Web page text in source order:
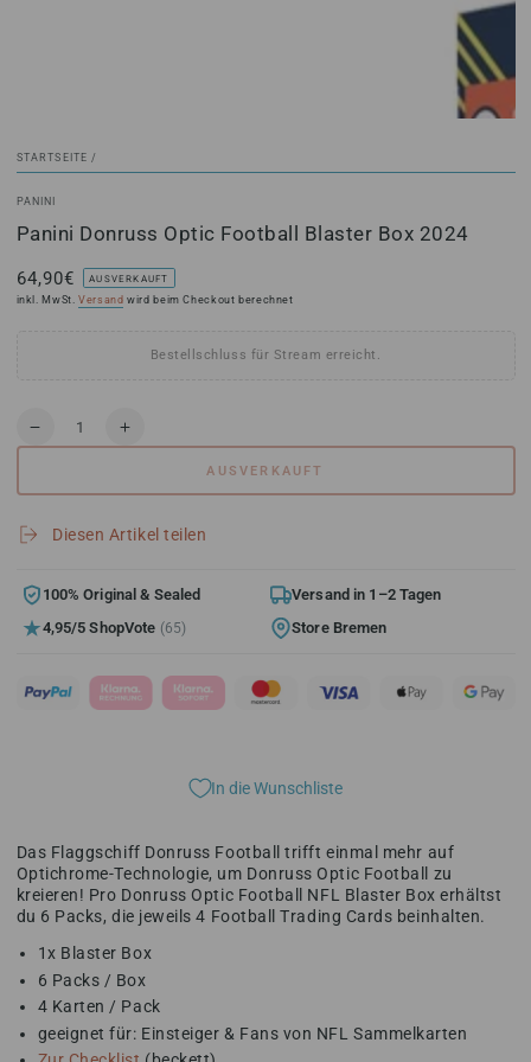
STARTSEITE /
PANINI
Panini Donruss Optic Football Blaster Box 2024
Regulärer
Preis
64,90€
AUSVERKAUFT
inkl. MwSt.Versand wird beim Checkout berechnet
Bestellschluss für Stream erreicht.
Verringere
Panini
Football
Box
Erhöhe
Panini
Football
Blaster
Box
AUSVERKAUFT
Diesen Artikel teilen
100% Original & Sealed
Versand in 1–2 Tagen
4,95/5 ShopVote (65) Store Bremen
In die Wunschliste
Das Flaggschiff Donruss Football trifft einmal mehr auf
Optichrome-Technologie, um Donruss Optic Football zu
kreieren! Pro Donruss Optic Football NFL Blaster Box erhältst
du 6 Packs, die jeweils 4 Football Trading Cards beinhalten.
1x Blaster Box
6 Packs / Box
4 Karten / Pack
geeignet für: Einsteiger & Fans von NFL Sammelkarten